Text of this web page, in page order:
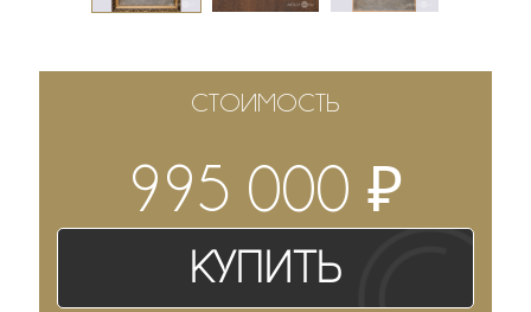
СТОИМОСТЬ
995 000 ₽
Купить